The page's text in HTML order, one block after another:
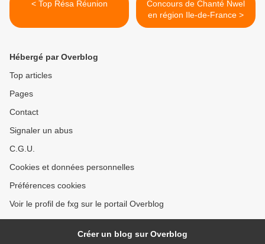
< Top Résa Réunion
Concours de Chanté Nwel
en région Ile-de-France >
Hébergé par Overblog
Top articles
Pages
Contact
Signaler un abus
C.G.U.
Cookies et données personnelles
Préférences cookies
Voir le profil de fxg sur le portail Overblog
Créer un blog sur Overblog